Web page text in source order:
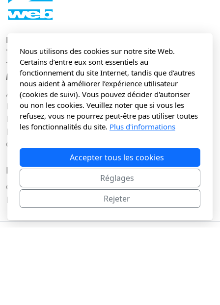
L'entreprise
19A Rue du Chien Marin,
1000 Bruxelles
Menu principal
Accueil
Nos services
Nos clients
Nos offres
Contact
Légal
Conditions d'utilisation
Politique de confidentialité
Nous utilisons des cookies sur notre site Web.
Certains d’entre eux sont essentiels au
fonctionnement du site Internet, tandis que d’autres
nous aident à améliorer l’expérience utilisateur
(cookies de suivi). Vous pouvez décider d'autoriser
ou non les cookies. Veuillez noter que si vous les
refusez, vous ne pourrez peut-être pas utiliser toutes
les fonctionnalités du site. Plus d'informations
Accepter tous les cookies
Réglages
Rejeter